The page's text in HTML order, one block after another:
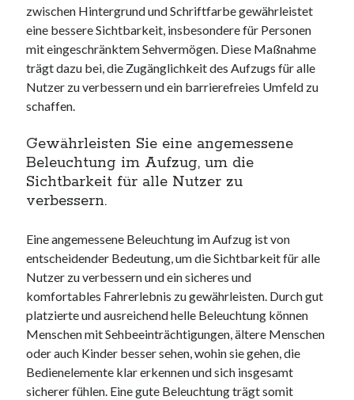
zwischen Hintergrund und Schriftfarbe gewährleistet
eine bessere Sichtbarkeit, insbesondere für Personen
mit eingeschränktem Sehvermögen. Diese Maßnahme
trägt dazu bei, die Zugänglichkeit des Aufzugs für alle
Nutzer zu verbessern und ein barrierefreies Umfeld zu
schaffen.
Gewährleisten Sie eine angemessene
Beleuchtung im Aufzug, um die
Sichtbarkeit für alle Nutzer zu
verbessern.
Eine angemessene Beleuchtung im Aufzug ist von
entscheidender Bedeutung, um die Sichtbarkeit für alle
Nutzer zu verbessern und ein sicheres und
komfortables Fahrerlebnis zu gewährleisten. Durch gut
platzierte und ausreichend helle Beleuchtung können
Menschen mit Sehbeeinträchtigungen, ältere Menschen
oder auch Kinder besser sehen, wohin sie gehen, die
Bedienelemente klar erkennen und sich insgesamt
sicherer fühlen. Eine gute Beleuchtung trägt somit